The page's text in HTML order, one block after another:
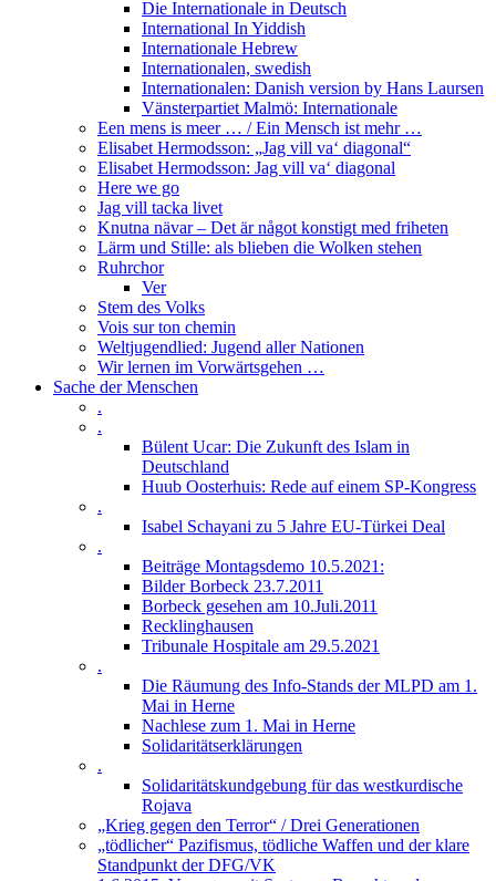
Die Internationale in Deutsch
International In Yiddish
Internationale Hebrew
Internationalen, swedish
Internationalen: Danish version by Hans Laursen
Vänsterpartiet Malmö: Internationale
Een mens is meer … / Ein Mensch ist mehr …
Elisabet Hermodsson: „Jag vill va‘ diagonal“
Elisabet Hermodsson: Jag vill va‘ diagonal
Here we go
Jag vill tacka livet
Knutna nävar – Det är något konstigt med friheten
Lärm und Stille: als blieben die Wolken stehen
Ruhrchor
Ver
Stem des Volks
Vois sur ton chemin
Weltjugendlied: Jugend aller Nationen
Wir lernen im Vorwärtsgehen …
Sache der Menschen
.
.
Bülent Ucar: Die Zukunft des Islam in
Deutschland
Huub Oosterhuis: Rede auf einem SP-Kongress
.
Isabel Schayani zu 5 Jahre EU-Türkei Deal
.
Beiträge Montagsdemo 10.5.2021:
Bilder Borbeck 23.7.2011
Borbeck gesehen am 10.Juli.2011
Recklinghausen
Tribunale Hospitale am 29.5.2021
.
Die Räumung des Info-Stands der MLPD am 1.
Mai in Herne
Nachlese zum 1. Mai in Herne
Solidaritätserklärungen
.
Solidaritätskundgebung für das westkurdische
Rojava
„Krieg gegen den Terror“ / Drei Generationen
„tödlicher“ Pazifismus, tödliche Waffen und der klare
Standpunkt der DFG/VK